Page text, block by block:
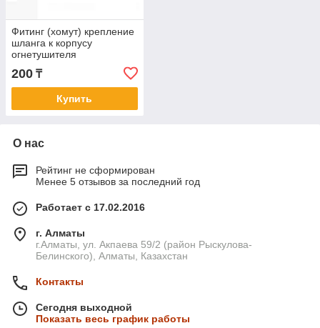
Фитинг (хомут) крепление
шланга к корпусу
огнетушителя
200 ₸
Купить
О нас
Рейтинг не сформирован
Менее 5 отзывов за последний год
Работает с 17.02.2016
г. Алматы
г.Алматы, ул. Акпаева 59/2 (район Рыскулова-
Белинского), Алматы, Казахстан
Контакты
Сегодня выходной
Показать весь график работы